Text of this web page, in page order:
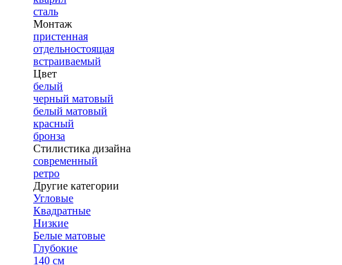
сталь
Монтаж
пристенная
отдельностоящая
встраиваемый
Цвет
белый
черный матовый
белый матовый
красный
бронза
Стилистика дизайна
современный
ретро
Другие категории
Угловые
Квадратные
Низкие
Белые матовые
Глубокие
140 см